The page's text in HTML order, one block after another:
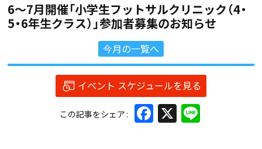
6～7月開催「小学生フットサルクリニック（4・
5・6年生クラス）」参加者募集のお知らせ
今月の一覧へ
イベント スケジュールを見る
この記事をシェア Facebook
X